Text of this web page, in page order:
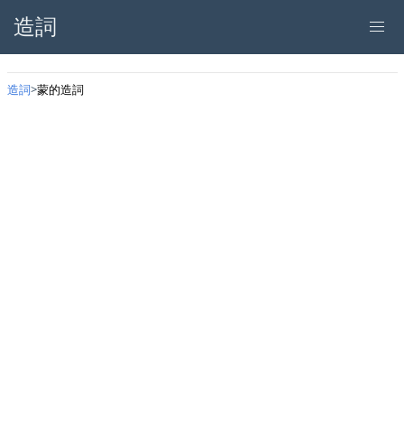
造詞
造詞 蒙的造詞